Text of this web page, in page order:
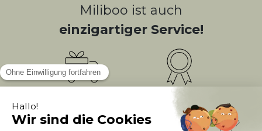
Miliboo ist auch
einzigartiger Service!
Bonusprogramm
PUNKTE = 5